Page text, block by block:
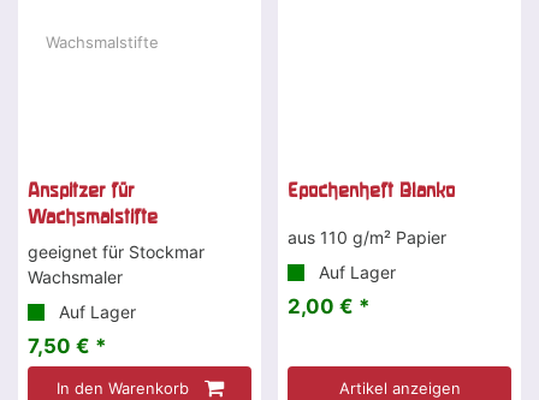
Anspitzer für
Wachsmalstifte
geeignet für Stockmar
Wachsmaler
Auf Lager
7,50 € *
In den Warenkorb
Epochenheft Blanko
aus 110 g/m² Papier
Auf Lager
2,00 € *
Artikel anzeigen